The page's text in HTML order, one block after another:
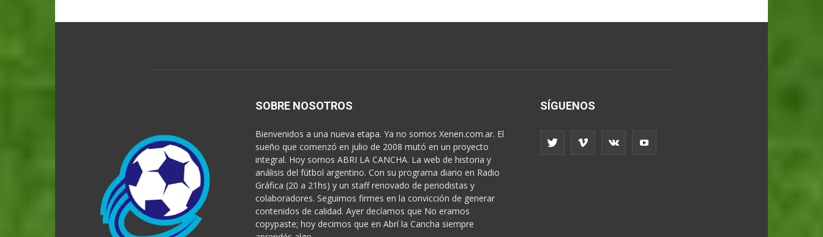
SOBRE NOSOTROS
Bienvenidos a una nueva etapa. Ya no somos Xenen.com.ar. El
sueño que comenzó en julio de 2008 mutó en un proyecto
integral. Hoy somos ABRI LA CANCHA. La web de historia y
análisis del fútbol argentino. Con su programa diario en Radio
Gráfica (20 a 21hs) y un staff renovado de periodistas y
colaboradores. Seguimos firmes en la convicción de generar
contenidos de calidad. Ayer decíamos que No eramos
copypaste; hoy decimos que en Abrí la Cancha siempre
SÍGUENOS